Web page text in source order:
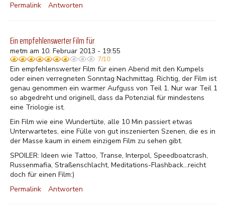
Permalink
Antworten
Ein empfehlenswerter Film für
metm am 10. Februar 2013 - 19:55
7/10
Ein empfehlenswerter Film für einen Abend mit den Kumpels
oder einen verregneten Sonntag Nachmittag. Richtig, der Film ist
genau genommen ein warmer Aufguss von Teil 1. Nur war Teil 1
so abgedreht und originell, dass da Potenzial für mindestens
eine Triologie ist.
Ein Film wie eine Wundertüte, alle 10 Min passiert etwas
Unterwartetes, eine Fülle von gut inszenierten Szenen, die es in
der Masse kaum in einem einzigem Film zu sehen gibt.
SPOILER: Ideen wie Tattoo, Transe, Interpol, Speedboatcrash,
Russenmafia, Straßenschlacht, Meditations-Flashback...reicht
doch für einen Film:)
Permalink
Antworten